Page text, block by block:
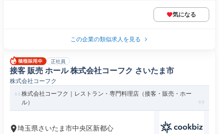
気になる
この企業の類似求人を見る
正社員
接客 販売 ホール 株式会社コーフク さいたま市
株式会社コーフク
株式会社コーフク｜レストラン・専門料理店（接客・販売・ホー
ル）
埼玉県さいたま市中央区新都心